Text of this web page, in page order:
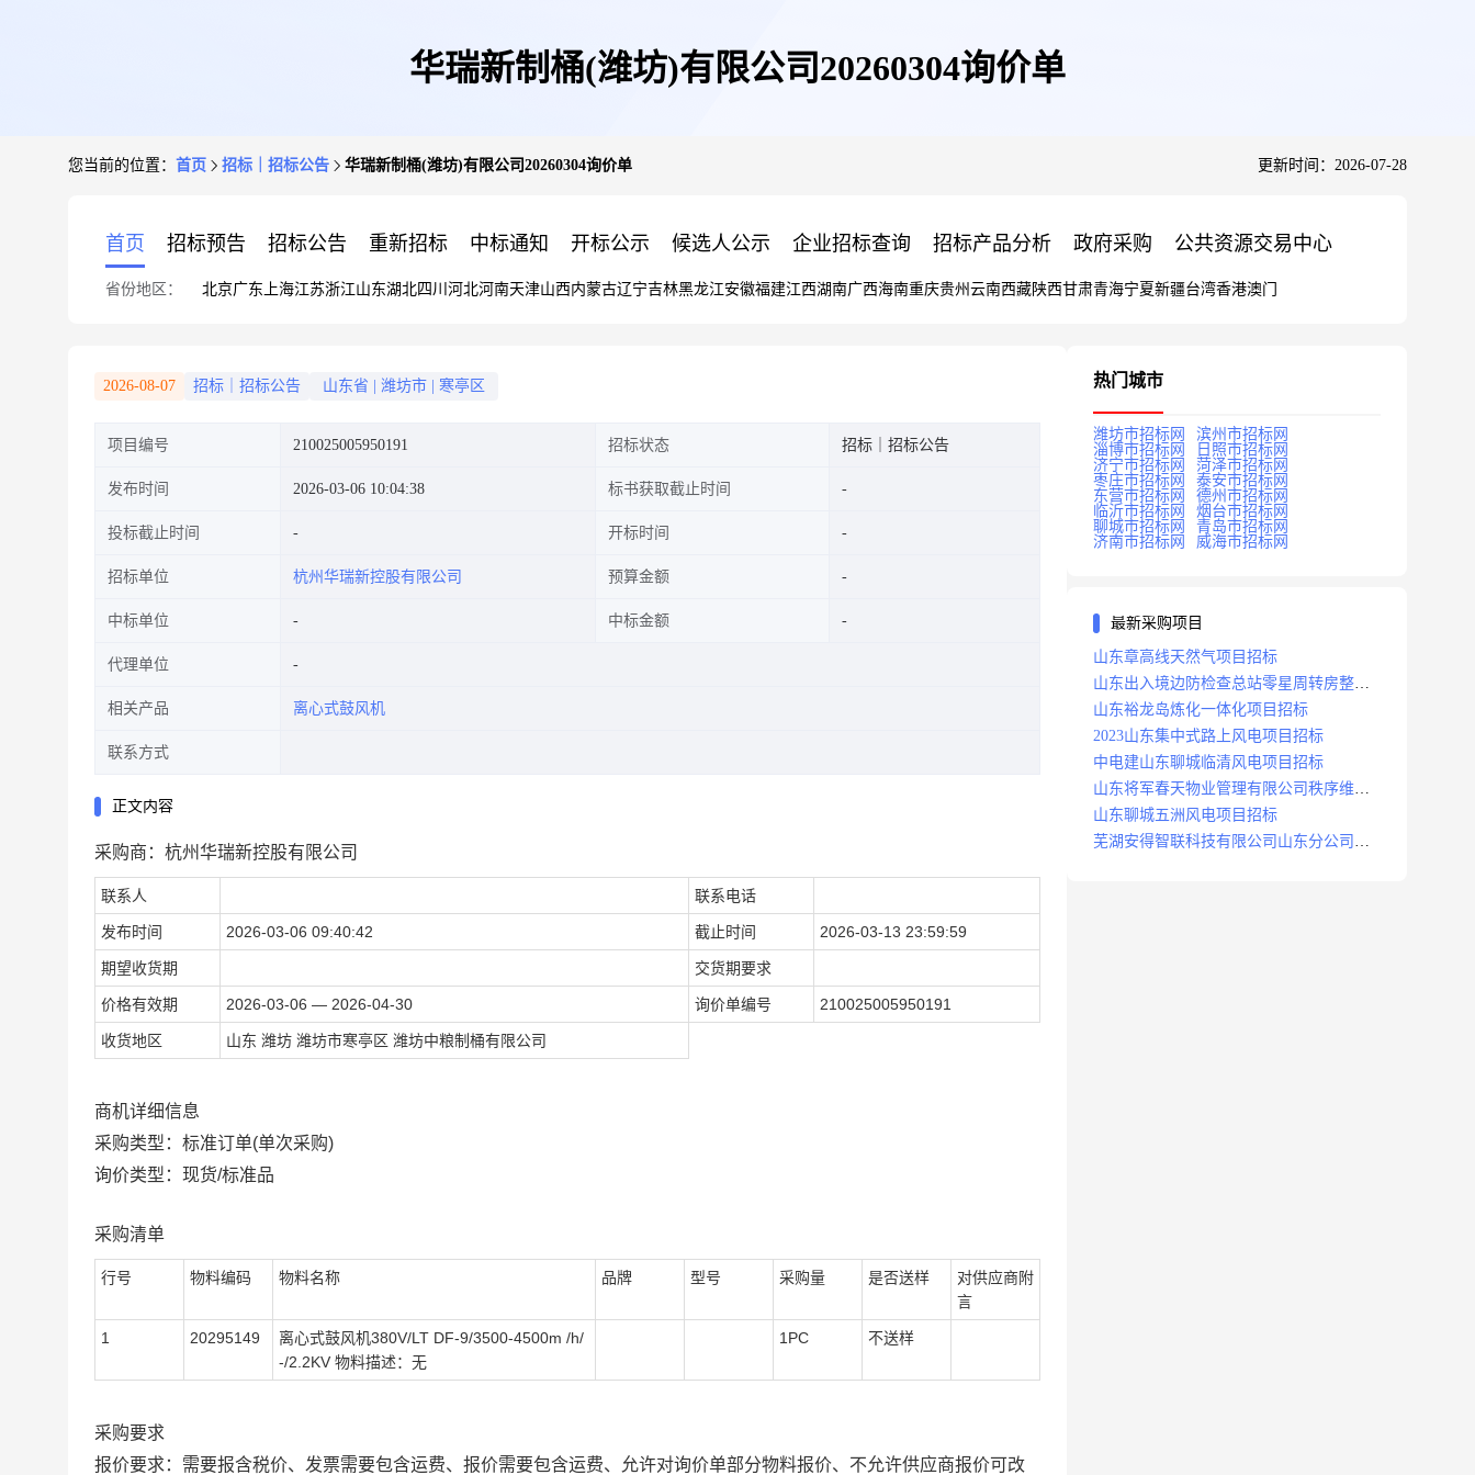
华瑞新制桶(潍坊)有限公司20260304询价单
您当前的位置： 首页 招标｜招标公告 华瑞新制桶(潍坊)有限公司20260304询价单 更新时间：2026-07-28
首页 招标预告 招标公告 重新招标 中标通知 开标公示 候选人公示 企业招标查询 招标产品分析 政府采购 公共资源交易中心
省份地区： 北京广东 上海江苏浙江山东湖北四川 河北河南天津山西内蒙古辽宁吉林黑龙江安徽福建江西湖南广西海南重庆贵州 云南西藏陕西甘肃青海宁夏新疆台湾香港澳门
2026-08-07 招标｜招标公告 山东省 潍坊市 寒亭区
项目编号 210025005950191 招标状态 招标｜招标公告
发布时间 2026-03-06 10:04:38 标书获取截止时间
投标截止时间 开标时间
招标单位 杭州华瑞新控股有限公司 预算金额
中标单位 中标金额
代理单位
相关产品 离心式鼓风机
联系方式
正文内容
采购商：杭州华瑞新控股有限公司
联系人 联系电话
发布时间 2026-03-06 09:40:42 截止时间 2026-03-13 23:59:59
期望收货期 交货期要求
价格有效期 2026-03-06 — 2026-04-30 询价单编号 210025005950191
收货地区 山东 潍坊 潍坊市寒亭区 潍坊中粮制桶有限公司
商机详细信息
采购类型：标准订单(单次采购)
询价类型：现货/标准品
采购清单
行号 物料编码 物料名称 品牌 型号 采购量 是否送样
对供应商附
言
1 20295149
离心式鼓风机380V/LT DF-9/3500-4500m /h/
-/2.2KV 物料描述：无
1PC 不送样
采购要求
报价要求：需要报含税价、发票需要包含运费、报价需要包含运费、允许对询价单部分物料报价、不允许供应商报价可改
热门城市
潍坊市招标网
滨州市招标网
淄博市招标网
日照市招标网
济宁市招标网
菏泽市招标网
枣庄市招标网
泰安市招标网
东营市招标网
德州市招标网
临沂市招标网
烟台市招标网
聊城市招标网
青岛市招标网
济南市招标网
威海市招标网
最新采购项目
山东章高线天然气项目招标
山东出入境边防检查总站零星周转房整修
项目招标中标
山东裕龙岛炼化一体化项目招标
2023山东集中式路上风电项目招标
中电建山东聊城临清风电项目招标
山东将军春天物业管理有限公司秩序维护
服务项目招标公告
山东聊城五洲风电项目招标
芜湖安得智联科技有限公司山东分公司济